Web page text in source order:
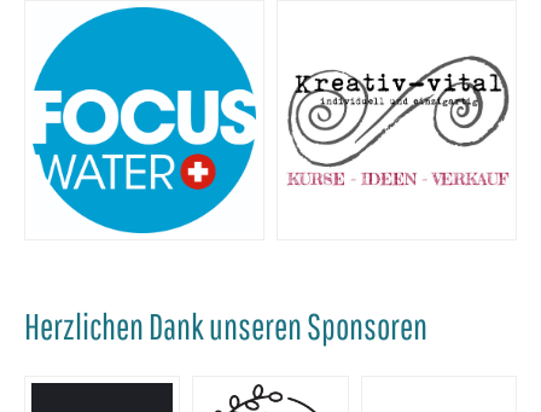
Herzlichen Dank unseren Sponsoren